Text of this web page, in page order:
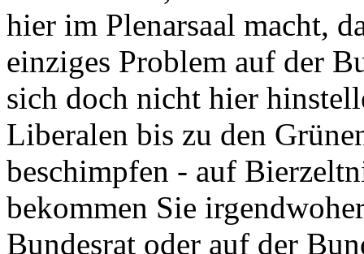
hier im Plenarsaal macht,
einziges Problem auf der
sich doch nicht hier
Liberalen bis zu den
beschimpfen - auf
bekommen Sie
Bundesrat oder auf der